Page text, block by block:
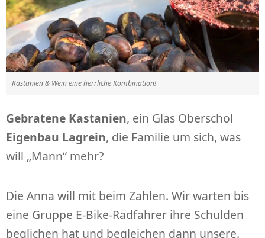
Kastanien & Wein eine herrliche Kombination!
Gebratene Kastanien, ein Glas Oberschol
Eigenbau Lagrein, die Familie um sich, was
will „Mann“ mehr?
Die Anna will mit beim Zahlen. Wir warten bis
eine Gruppe E-Bike-Radfahrer ihre Schulden
beglichen hat und begleichen dann unsere.